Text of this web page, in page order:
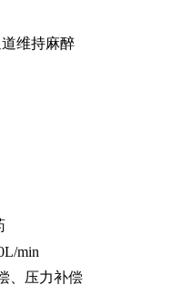
维持麻醉
min
、压力补偿